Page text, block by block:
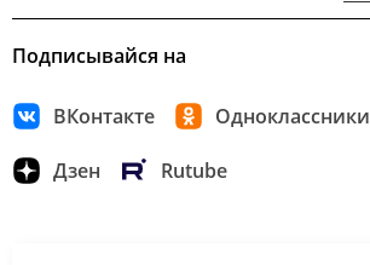
Подписывайся на
ВКонтакте Одноклассники
Дзен Rutube